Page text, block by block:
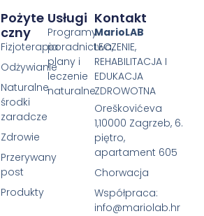
Usługi
Programy
poradnictwa,
plany i
leczenie
naturalne
Pożyte
Czny
Fizjoterapia
Odżywianie
Naturalne
środki
zaradcze
Zdrowie
Przerywany
post
Produkty
Kontakt
MarioLAB
LECZENIE,
REHABILITACJA I
EDUKACJA
ZDROWOTNA
Oreškovićeva
1,10000 Zagrzeb, 6.
piętro,
apartament 605
Chorwacja
Współpraca:
info@mariolab.hr